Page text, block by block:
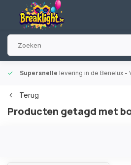
Supersnelle levering in de Benelux -
Terug
Producten getagd met